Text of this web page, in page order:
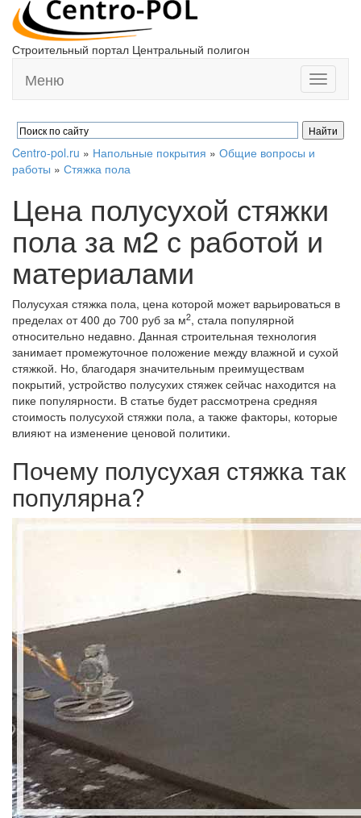
Строительный портал Центральный полигон
Toggle
Меню
Centro-pol.ru » Напольные покрытия » Общие вопросы и
работы » Стяжка пола
Цена полусухой стяжки
пола за м2 с работой и
материалами
Полусухая стяжка пола, цена которой может варьироваться в
пределах от 400 до 700 руб за м2, стала популярной
относительно недавно. Данная строительная технология
занимает промежуточное положение между влажной и сухой
стяжкой. Но, благодаря значительным преимуществам
покрытий, устройство полусухих стяжек сейчас находится на
пике популярности. В статье будет рассмотрена средняя
стоимость полусухой стяжки пола, а также факторы, которые
влияют на изменение ценовой политики.
Почему полусухая стяжка так
популярна?